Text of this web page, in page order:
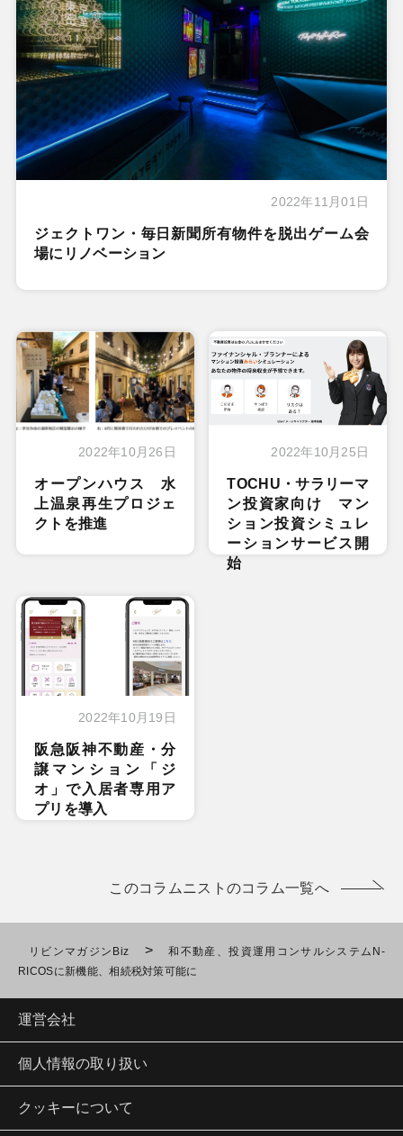
2022年11月01日
ジェクトワン・毎日新聞所有物件を脱出ゲーム会
場にリノベーション
2022年10月26日
オープンハウス 水
上温泉再生プロジェ
クトを推進
2022年10月25日
TOCHU・サラリーマ
ン投資家向け マン
ション投資シミュレ
ーションサービス開
始
2022年10月19日
阪急阪神不動産・分
譲マンション「ジ
オ」で入居者専用ア
プリを導入
このコラムニストのコラム一覧へ
リビンマガジンBiz >
和不動産、投資運用コンサルシステムN-
RICOSに新機能、相続税対策可能に
運営会社
個人情報の取り扱い
クッキーについて